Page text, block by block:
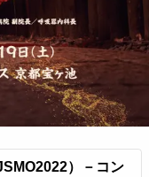
）－コン